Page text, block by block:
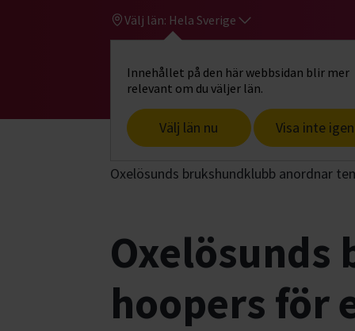
Välj län: Hela Sverige
Innehållet på den här webbsidan blir mer
relevant om du väljer län.
Välj län nu Visa inte igen
Gå till studiefrämjandets startsida
Start Hitta intresse
Hund & husdjur
Oxelösunds brukshundklubb anordnar
Oxelösunds
hoopers för